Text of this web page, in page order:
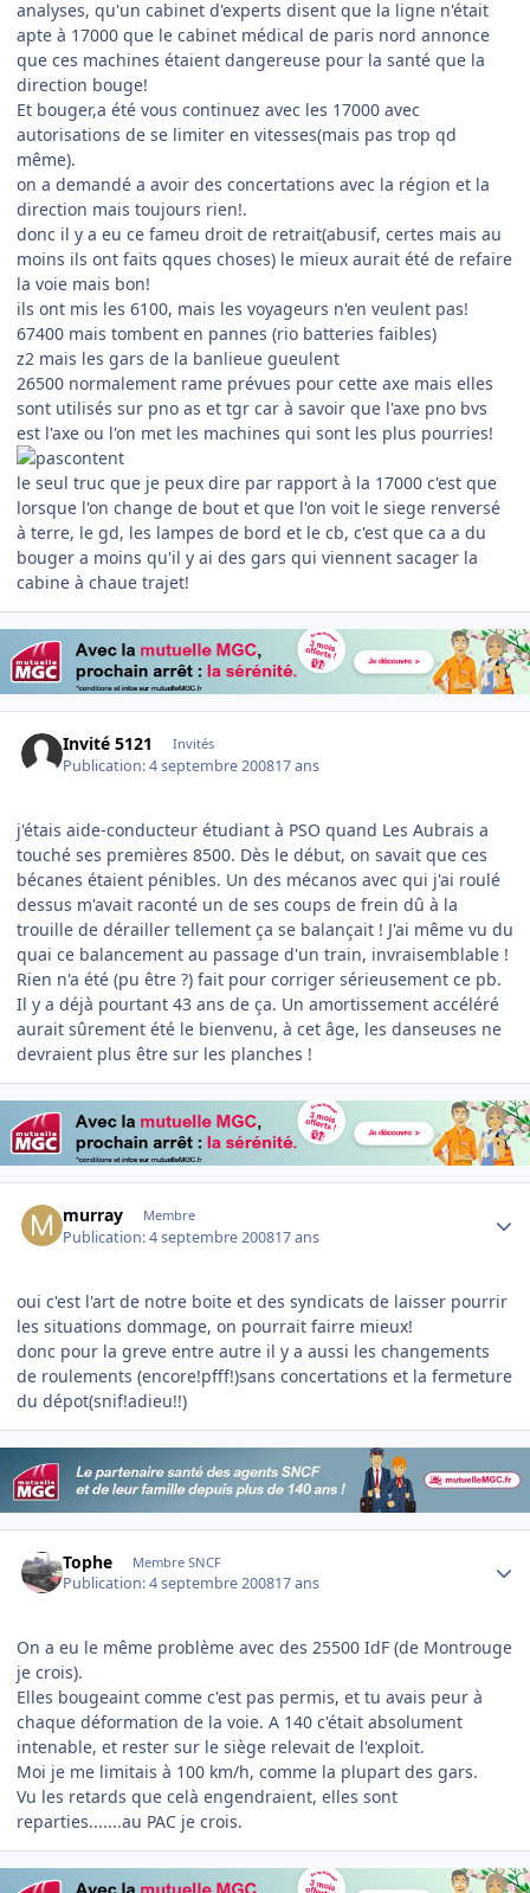
analyses, qu'un cabinet d'experts disent que la ligne n'était
apte à 17000 que le cabinet médical de paris nord annonce
que ces machines étaient dangereuse pour la santé que la
direction bouge!
Et bouger,a été vous continuez avec les 17000 avec
autorisations de se limiter en vitesses(mais pas trop qd
même).
on a demandé a avoir des concertations avec la région et la
direction mais toujours rien!.
donc il y a eu ce fameu droit de retrait(abusif, certes mais au
moins ils ont faits qques choses) le mieux aurait été de refaire
la voie mais bon!
ils ont mis les 6100, mais les voyageurs n'en veulent pas!
67400 mais tombent en pannes (rio batteries faibles)
z2 mais les gars de la banlieue gueulent
26500 normalement rame prévues pour cette axe mais elles
sont utilisés sur pno as et tgr car à savoir que l'axe pno bvs
est l'axe ou l'on met les machines qui sont les plus pourries!
le seul truc que je peux dire par rapport à la 17000 c'est que
lorsque l'on change de bout et que l'on voit le siege renversé
à terre, le gd, les lampes de bord et le cb, c'est que ca a du
bouger a moins qu'il y ai des gars qui viennent sacager la
cabine à chaue trajet!
Invité 5121 Invités
Publication:4 septembre 200817 ans
j'étais aide-conducteur étudiant à PSO quand Les Aubrais a
touché ses premières 8500. Dès le début, on savait que ces
bécanes étaient pénibles. Un des mécanos avec qui j'ai roulé
dessus m'avait raconté un de ses coups de frein dû à la
trouille de dérailler tellement ça se balançait ! J'ai même vu du
quai ce balancement au passage d'un train, invraisemblable !
Rien n'a été (pu être ?) fait pour corriger sérieusement ce pb.
Il y a déjà pourtant 43 ans de ça. Un amortissement accéléré
aurait sûrement été le bienvenu, à cet âge, les danseuses ne
devraient plus être sur les planches !
murray Membre
Publication:4 septembre 200817 ans
oui c'est l'art de notre boite et des syndicats de laisser pourrir
les situations dommage, on pourrait fairre mieux!
donc pour la greve entre autre il y a aussi les changements
de roulements (encore!pfff!)sans concertations et la fermeture
du dépot(snif!adieu!!)
Tophe Membre SNCF
Publication:4 septembre 200817 ans
On a eu le même problème avec des 25500 IdF (de Montrouge
je crois).
Elles bougeaint comme c'est pas permis, et tu avais peur à
chaque déformation de la voie. A 140 c'était absolument
intenable, et rester sur le siège relevait de l'exploit.
Moi je me limitais à 100 km/h, comme la plupart des gars.
Vu les retards que celà engendraient, elles sont
reparties.......au PAC je crois.